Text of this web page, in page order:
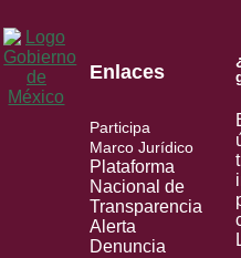
Enlaces
Participa
Marco Jurídico
Plataforma
Nacional de
Transparencia
Alerta
Denuncia